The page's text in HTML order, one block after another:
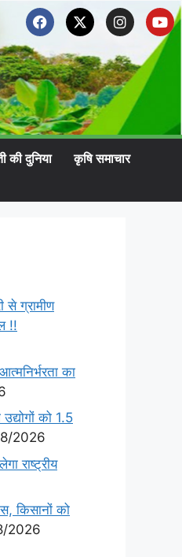
की दुनिया
कृषि समाचार
से ग्रामीण
!!
का
को 1.5
2026
राष्ट्रीय
किसानों को
2026